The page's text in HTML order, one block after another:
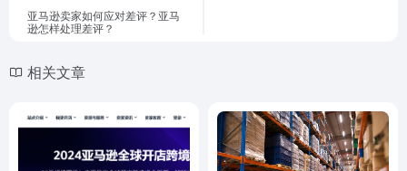
亚马逊卖家如何应对差评？亚马
逊怎样处理差评？
相关文章